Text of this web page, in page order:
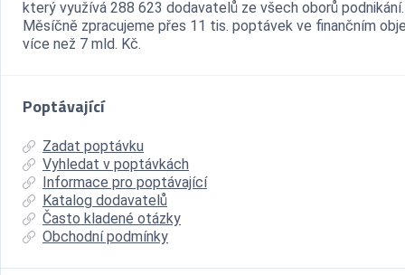
který využívá 288 623 dodavatelů ze všech oborů podnikání.
Měsíčně zpracujeme přes 11 tis. poptávek ve finančním
více než 7 mld. Kč.
Poptávající
Zadat poptávku
Vyhledat v poptávkách
Informace pro poptávající
Katalog dodavatelů
Často kladené otázky
Obchodní podmínky